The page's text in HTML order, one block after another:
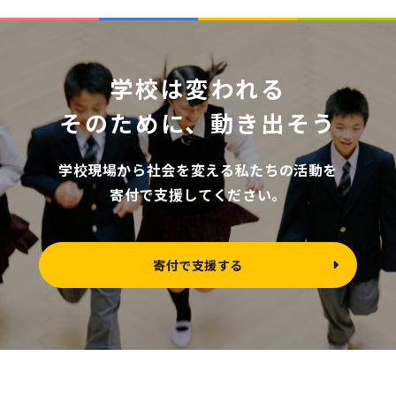
学校は変われる
そのために、動き出そう
学校現場から社会を変える私たちの活動を
寄付で支援してください。
寄付で支援する